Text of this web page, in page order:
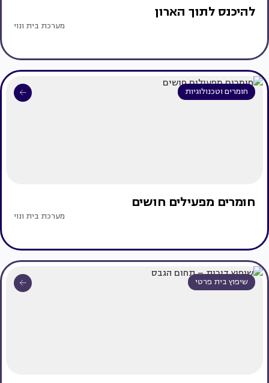
להיכנס לתוך הארון
מערכת בית ונוי
חומרים וטכנולוגיות
חומרים מפעילים חושים
מערכת בית ונוי
שיפוץ בית פרטי